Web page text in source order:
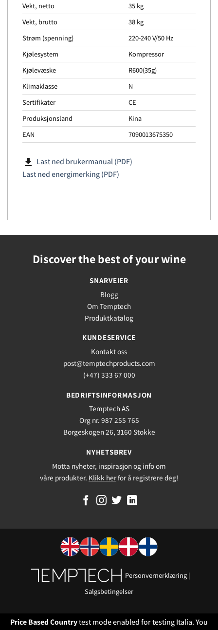
Vekt, netto
35 kg
Vekt, brutto
38 kg
Strøm (spenning)
220-240 V/50 Hz
Kjølesystem
Kompressor
Kjølevæske
R600(35g)
Klimaklasse
N
Sertifikater
CE
Produksjonsland
Kina
EAN
7090013675350
file_download Last ned brukermanual (PDF)
Last ned energimerking (PDF)
Discover the best of your wine
SNARVEIER
Blogg
Om Temptech
Produktkatalog
KUNDESERVICE
Kontakt oss
post@temptechproducts.com
(+47) 333 67 000
BEDRIFTSINFORMASJON
Temptech AS
Org nr. 987 255 765
Borgeskogen 26, 3160 Stokke
NYHETSBREV
Motta nyheter, inspirasjon og info om
våre produkter. Klikk herfor å registrere deg!
Personvernerklæring |
Salgsbetingelser
Price Based Countrytest mode enabled for testing Italia. You